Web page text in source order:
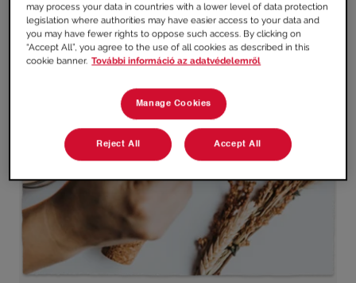
may process your data in countries with a lower level of data protection
legislation where authorities may have easier access to your data and
you may have fewer rights to oppose such access. By clicking on
“Accept All”, you agree to the use of all cookies as described in this
cookie banner. További információ az adatvédelemről
Manage Cookies
Reject All Accept All